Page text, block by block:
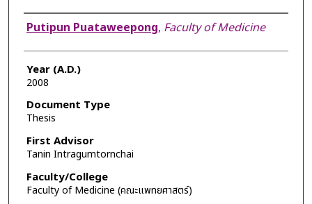
Author
Putipun Puataweepong, Faculty of Medicine
Year (A.D.)
2008
Document Type
Thesis
First Advisor
Tanin Intragumtornchai
Faculty/College
Faculty of Medicine (คณะแพทยศาสตร์)